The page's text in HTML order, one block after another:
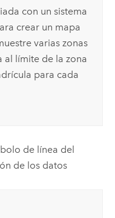
con un sistema
crear un mapa
varias zonas
al límite de la zona
para cada
de línea del
de los datos